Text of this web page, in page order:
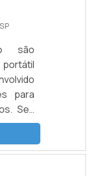
são
para
Seu
uma
kit de
filtros,